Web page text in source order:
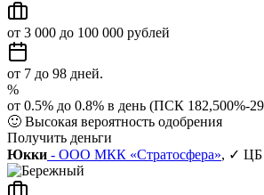
от 3 000 до 100 000 рублей
от 7 до 98 дней.
%
от 0.5% до 0.8% в день (ПСК 182,500%-
🙂 Высокая вероятность одобрения
Получить деньги
Юкки - ООО МКК «Стратосфера», ✓ ЦБ